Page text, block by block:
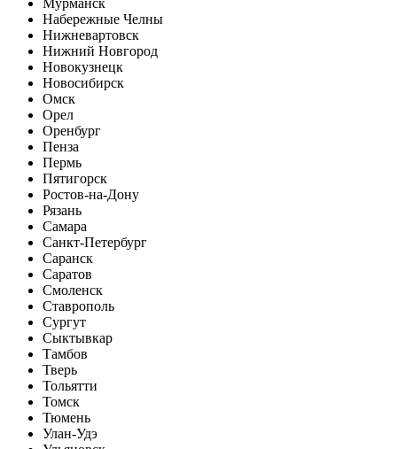
Набережные Челны
Нижневартовск
Нижний Новгород
Новокузнецк
Новосибирск
Омск
Орел
Оренбург
Пенза
Пермь
Пятигорск
Ростов-на-Дону
Рязань
Самара
Санкт-Петербург
Саранск
Саратов
Смоленск
Ставрополь
Сургут
Сыктывкар
Тамбов
Тверь
Тольятти
Томск
Тюмень
Улан-Удэ